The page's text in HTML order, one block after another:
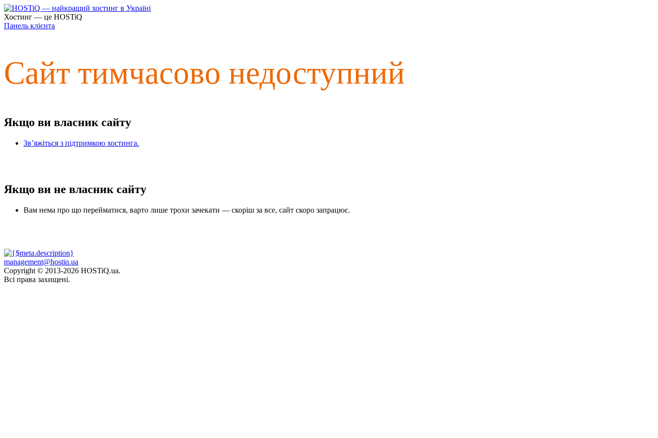
Хостинг — це HOSTiQ
Панель клієнта
Сайт тимчасово недоступний
Якщо ви власник сайту
Зв’яжіться з підтримкою хостинга.
Якщо ви не власник сайту
Вам нема про що перейматися, варто лише трохи зачекати — скоріш за все, сайт скоро запрацює.
management@hostiq.ua
Copyright © 2013-2026 HOSTiQ.ua.
Всі права захищені.